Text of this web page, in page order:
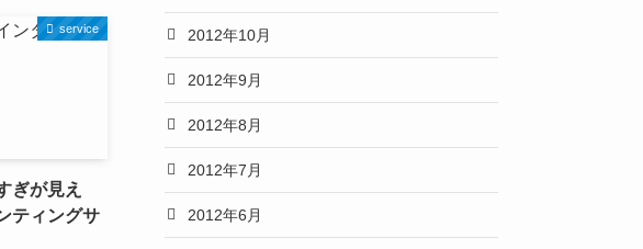
service
ぎが見え
ティングサ
2012年10月
2012年9月
2012年8月
2012年7月
2012年6月